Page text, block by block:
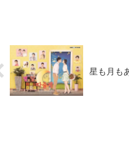
星も月も